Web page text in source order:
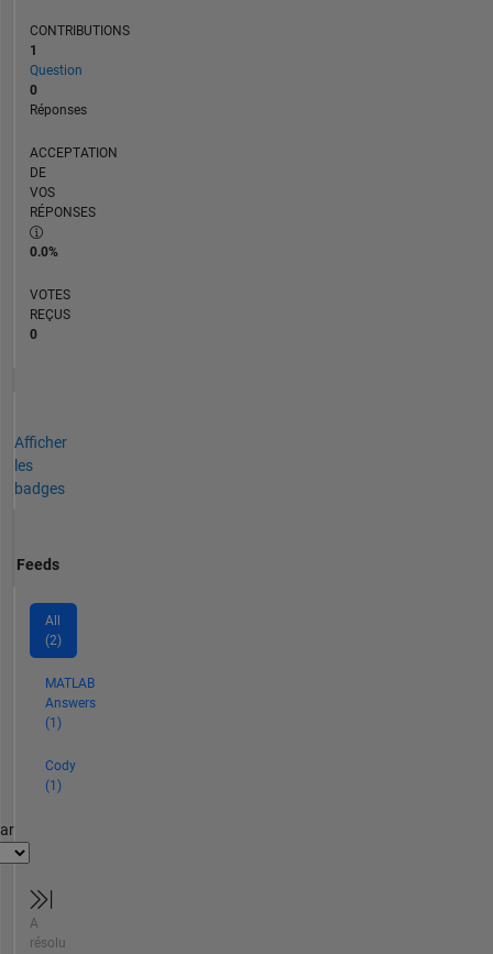
CONTRIBUTIONS
1
Question
0
Réponses
ACCEPTATION
DE
VOS
RÉPONSES
0.0%
VOTES
REÇUS
0
Afficher
les
badges
Feeds
All
(2)
MATLAB
Answers
(1)
Cody
(1)
A
résolu